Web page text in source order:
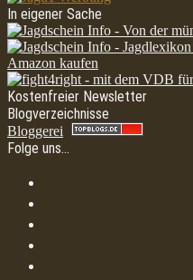
In eigener Sache
Kostenfreier Newsletter
Blogverzeichnisse
Bloggerei
Folge uns…